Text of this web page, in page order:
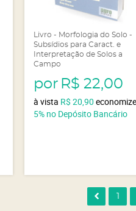
Livro - Morfologia do Solo -
Subsídios para Caract. e
Interpretação de Solos a
Campo
por R$ 22,00
à vista R$ 20,90 economize
5% no Depósito Bancário